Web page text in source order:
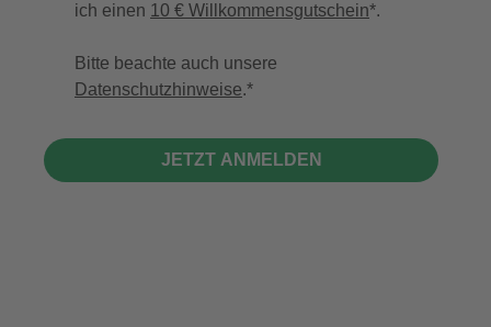
ich einen 10 € Willkommensgutschein*.
Bitte beachte auch unsere
Datenschutzhinweise.
JETZT ANMELDEN